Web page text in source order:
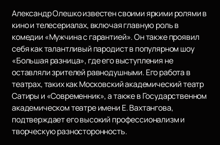
Александр Олешко известен своими яркими ролями в
кино и телесериалах, включая главную роль в
комедии «Мужчина с гарантией». Он также проявил
себя как талантливый пародист в популярном шоу
«Большая разница», где его выступления не
оставляли зрителей равнодушными. Его работа в
театрах, таких как Московский академический театр
Сатиры и «Современник», а также в Государственном
академическом театре имени Е. Вахтангова,
подтверждает его высокий профессионализм и
творческую разносторонность.